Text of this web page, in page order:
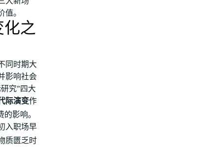
。
之
同时期大
影响社会
究”四大
际演变作
影响。
入职场早
质匮乏时